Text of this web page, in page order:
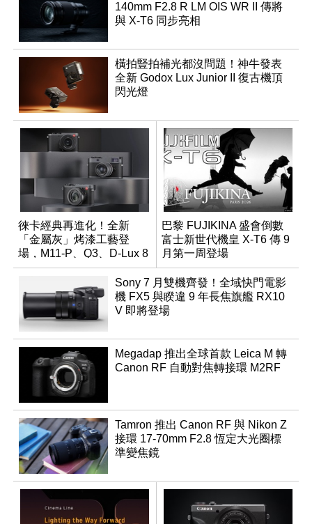
140mm F2.8 R LM OIS WR II 傳將
與 X-T6 同步亮相
橫拍豎拍補光都沒問題！神牛發表
全新 Godox Lux Junior II 復古機頂
閃光燈
徠卡經典再進化！全新
「金屬灰」烤漆工藝登
場，M11-P、Q3、D-Lux 8
領銜換裝
巴黎 FUJIKINA 盛會倒數
富士新世代機皇 X-T6 傳 9
月第一周登場
Sony 7 月雙機齊發！全域快門電影
機 FX5 與睽違 9 年長焦旗艦 RX10
V 即將登場
Megadap 推出全球首款 Leica M 轉
Canon RF 自動對焦轉接環 M2RF
Tamron 推出 Canon RF 與 Nikon Z
接環 17-70mm F2.8 恆定大光圈標
準變焦鏡